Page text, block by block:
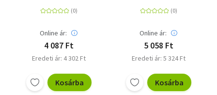
Online ár:
4 087 Ft
Eredeti ár: 4 302 Ft
Kosárba
Online ár:
5 058 Ft
Eredeti ár: 5 324 Ft
Kosárba